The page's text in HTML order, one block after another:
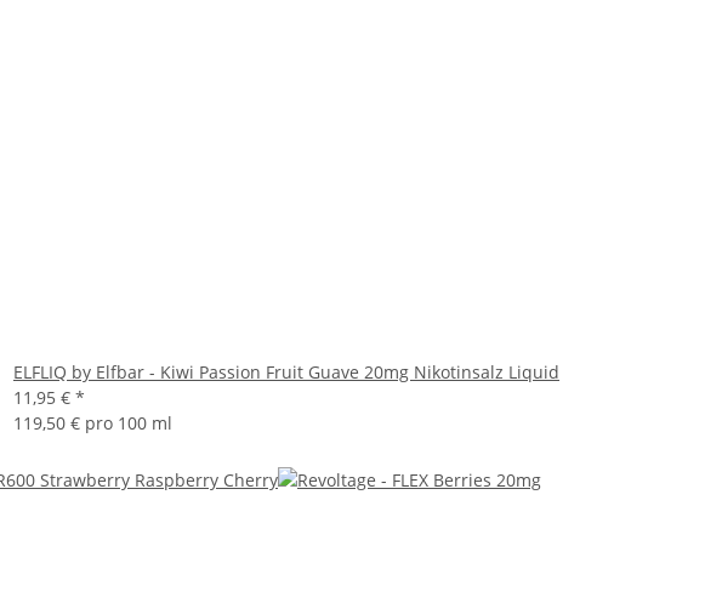
ELFLIQ by Elfbar - Kiwi Passion Fruit Guave 20mg Nikotinsalz Liquid
11,95 € *
119,50 € pro 100 ml